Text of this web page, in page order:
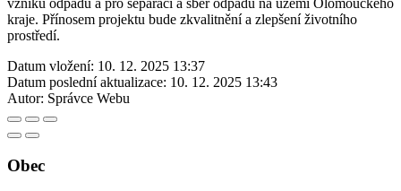
kraje. Přínosem projektu bude zkvalitnění a zlepšení životního
prostředí.
Datum vložení: 10. 12. 2025 13:37
Datum poslední aktualizace: 10. 12. 2025 13:43
Autor: Správce Webu
Obec